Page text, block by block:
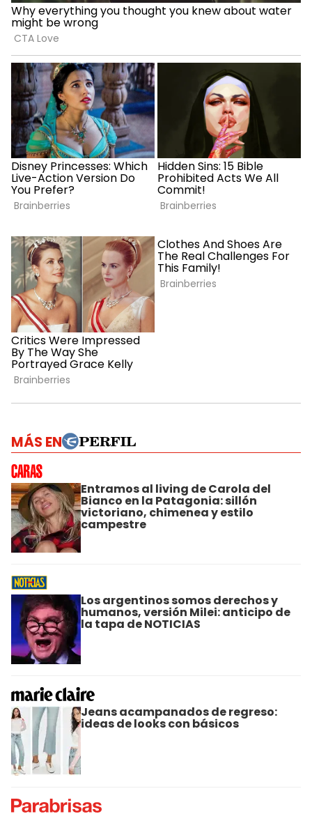
MÁS EN
Entramos al living de Carola del
Bianco en la Patagonia: sillón
victoriano, chimenea y estilo
campestre
Los argentinos somos derechos y
humanos, versión Milei: anticipo de
la tapa de NOTICIAS
Jeans acampanados de regreso:
ideas de looks con básicos